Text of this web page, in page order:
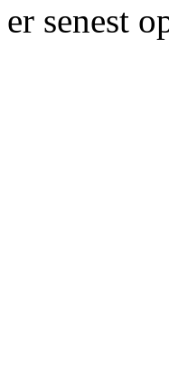
er senest